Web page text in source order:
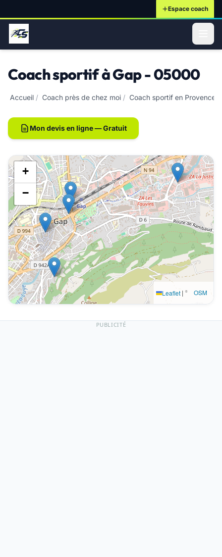
Espace coach
Coach sportif à Gap - 05000
Accueil / Coach près de chez moi / Coach sportif en
Mon devis en ligne — Gratuit
+
−
Leaflet | © OSM
PUBLICITÉ